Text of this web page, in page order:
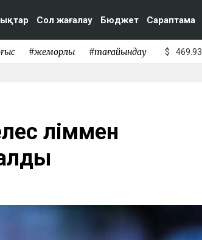
Сол жағалау Бюджет Сараптама
#жемқорлық #тағайындау $ 469.93
өліммен